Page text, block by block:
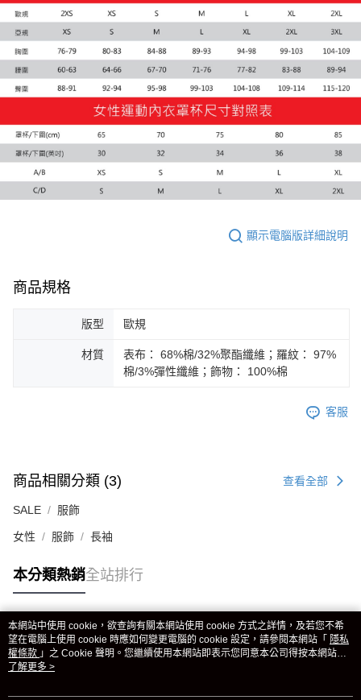
付款後7-11取貨
每筆NT$100，滿NT$1,800(含以上)免運費
宅配(離島恕不配送)
每筆NT$150，滿NT$1,800(含以上)免運費
宅配貨到付款(離島恕不配送)
每筆NT$180
顯示電腦版詳細說明
商品規格
版型 歐規
材質
表布： 68%棉/32%聚酯纖維；羅紋： 97%
棉/3%彈性纖維；飾物： 100%棉
客服
商品相關分類 (3) 查看全部
SALE 服飾
女性 服飾 長袖
本分類熱銷全站排行
熱門標籤
本網站中使用 cookie，欲查詢有關本網站使用 cookie 方式之詳情，及若您不希
望在電腦上使用 cookie 時應如何變更電腦的 cookie 設定，請參閱本網站「 隱私
權條款 」之 Cookie 聲明。您繼續使用本網站即表示您同意本公司得按本網站使
用條款之 Cookie 聲明使用 cookie。
了解更多 >